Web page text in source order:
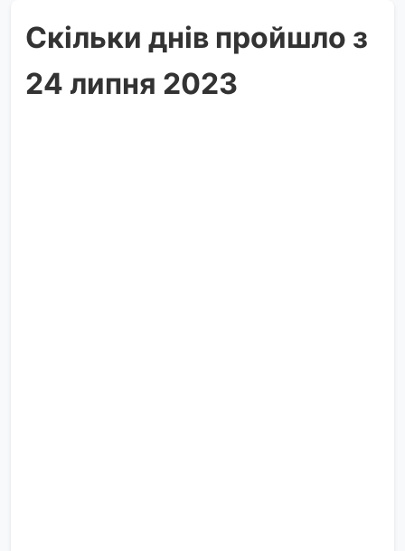
Скільки днів пройшло з
24 липня 2023